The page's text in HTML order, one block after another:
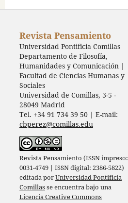
Revista Pensamiento
Universidad Pontificia Comillas
Departamento de Filosofía,
Humanidades y Comunicación |
Facultad de Ciencias Humanas y
Sociales
Universidad de Comillas, 3-5 -
28049 Madrid
Tel. +34 91 734 39 50 | E-mail:
cbperez@comillas.edu
Revista Pensamiento (ISSN impreso:
0031-4749 | ISSN digital: 2386-5822)
editada porUniversidad Pontificia
Comillasse encuentra bajo una
Licencia Creative Commons